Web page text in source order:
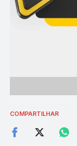
COMPARTILHAR